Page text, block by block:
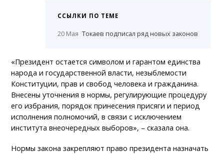
ССЫЛКИ ПО ТЕМЕ
20 Мая Токаев подписал ряд новых законов
«Президент остается символом и гарантом единства
народа и государственной власти, незыблемости
Конституции, прав и свобод человека и гражданина.
Внесены уточнения в нормы, регулирующие процедуру
его избрания, порядок принесения присяги и период
исполнения полномочий, в связи с исключением
института внеочередных выборов», – сказала она.
Нормы закона закрепляют право президента назначать